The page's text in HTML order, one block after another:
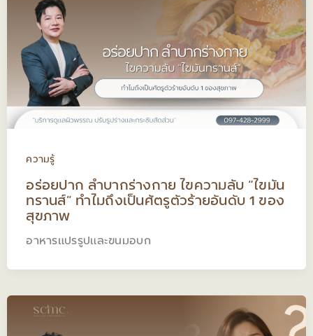
ความรู้
อร่อยปาก ลำบากร่างกาย ไขความลับ “ไขมัน
ทรานส์” ทำไมถึงเป็นศัตรูตัวร้ายอันดับ 1 ของ
สุขภาพ
อาหารแปรรูปและขนมอบก